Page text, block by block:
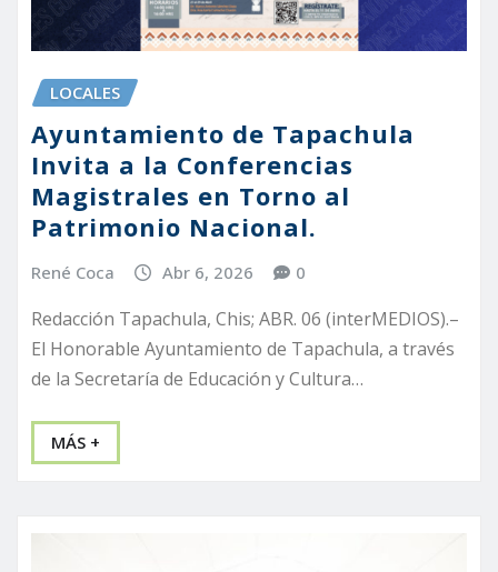
LOCALES
Ayuntamiento de Tapachula
Invita a la Conferencias
Magistrales en Torno al
Patrimonio Nacional.
René Coca Abr 6, 2026 0
Redacción Tapachula, Chis; ABR. 06 (interMEDIOS).–
El Honorable Ayuntamiento de Tapachula, a través
de la Secretaría de Educación y Cultura…
MÁS +